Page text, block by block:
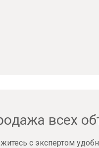
всех
с экспертом